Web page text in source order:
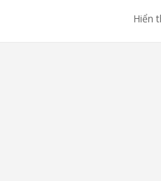
Hiển